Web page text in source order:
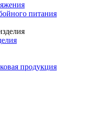
питания
продукция